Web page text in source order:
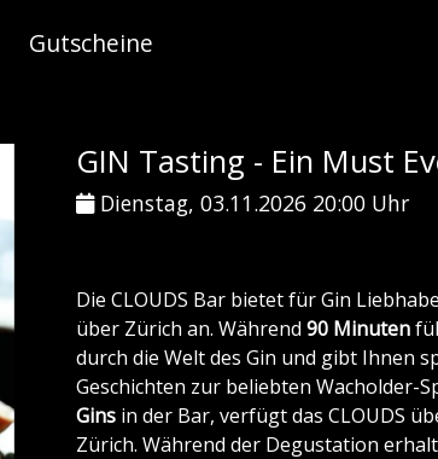
Gutscheine
GIN Tasting - Ein Must
Dienstag, 03.11.2026 20:00 Uhr
Die CLOUDS Bar bietet für Gin
über Zürich an. Während 90 Minuten
durch die Welt des Gin und gibt Ihnen
Geschichten zur beliebten Wacholder-
Gins in der Bar, verfügt das CLOUDS
Zürich. Während der Degustation